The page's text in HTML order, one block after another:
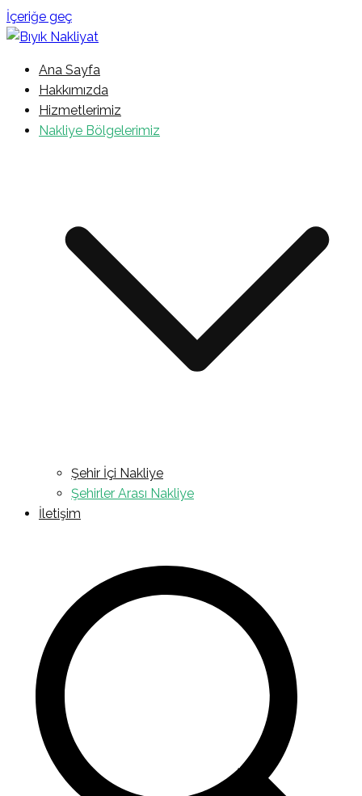
İçeriğe geç
Bıyık Nakliyat
İstanbul Şehir İçi Kamyonet Nakliyat
Ana Sayfa
Hakkımızda
Hizmetlerimiz
Nakliye Bölgelerimiz
Şehir İçi Nakliye
Şehirler Arası Nakliye
İletişim